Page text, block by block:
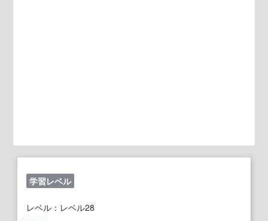
学習レベル
レベル：レベル28